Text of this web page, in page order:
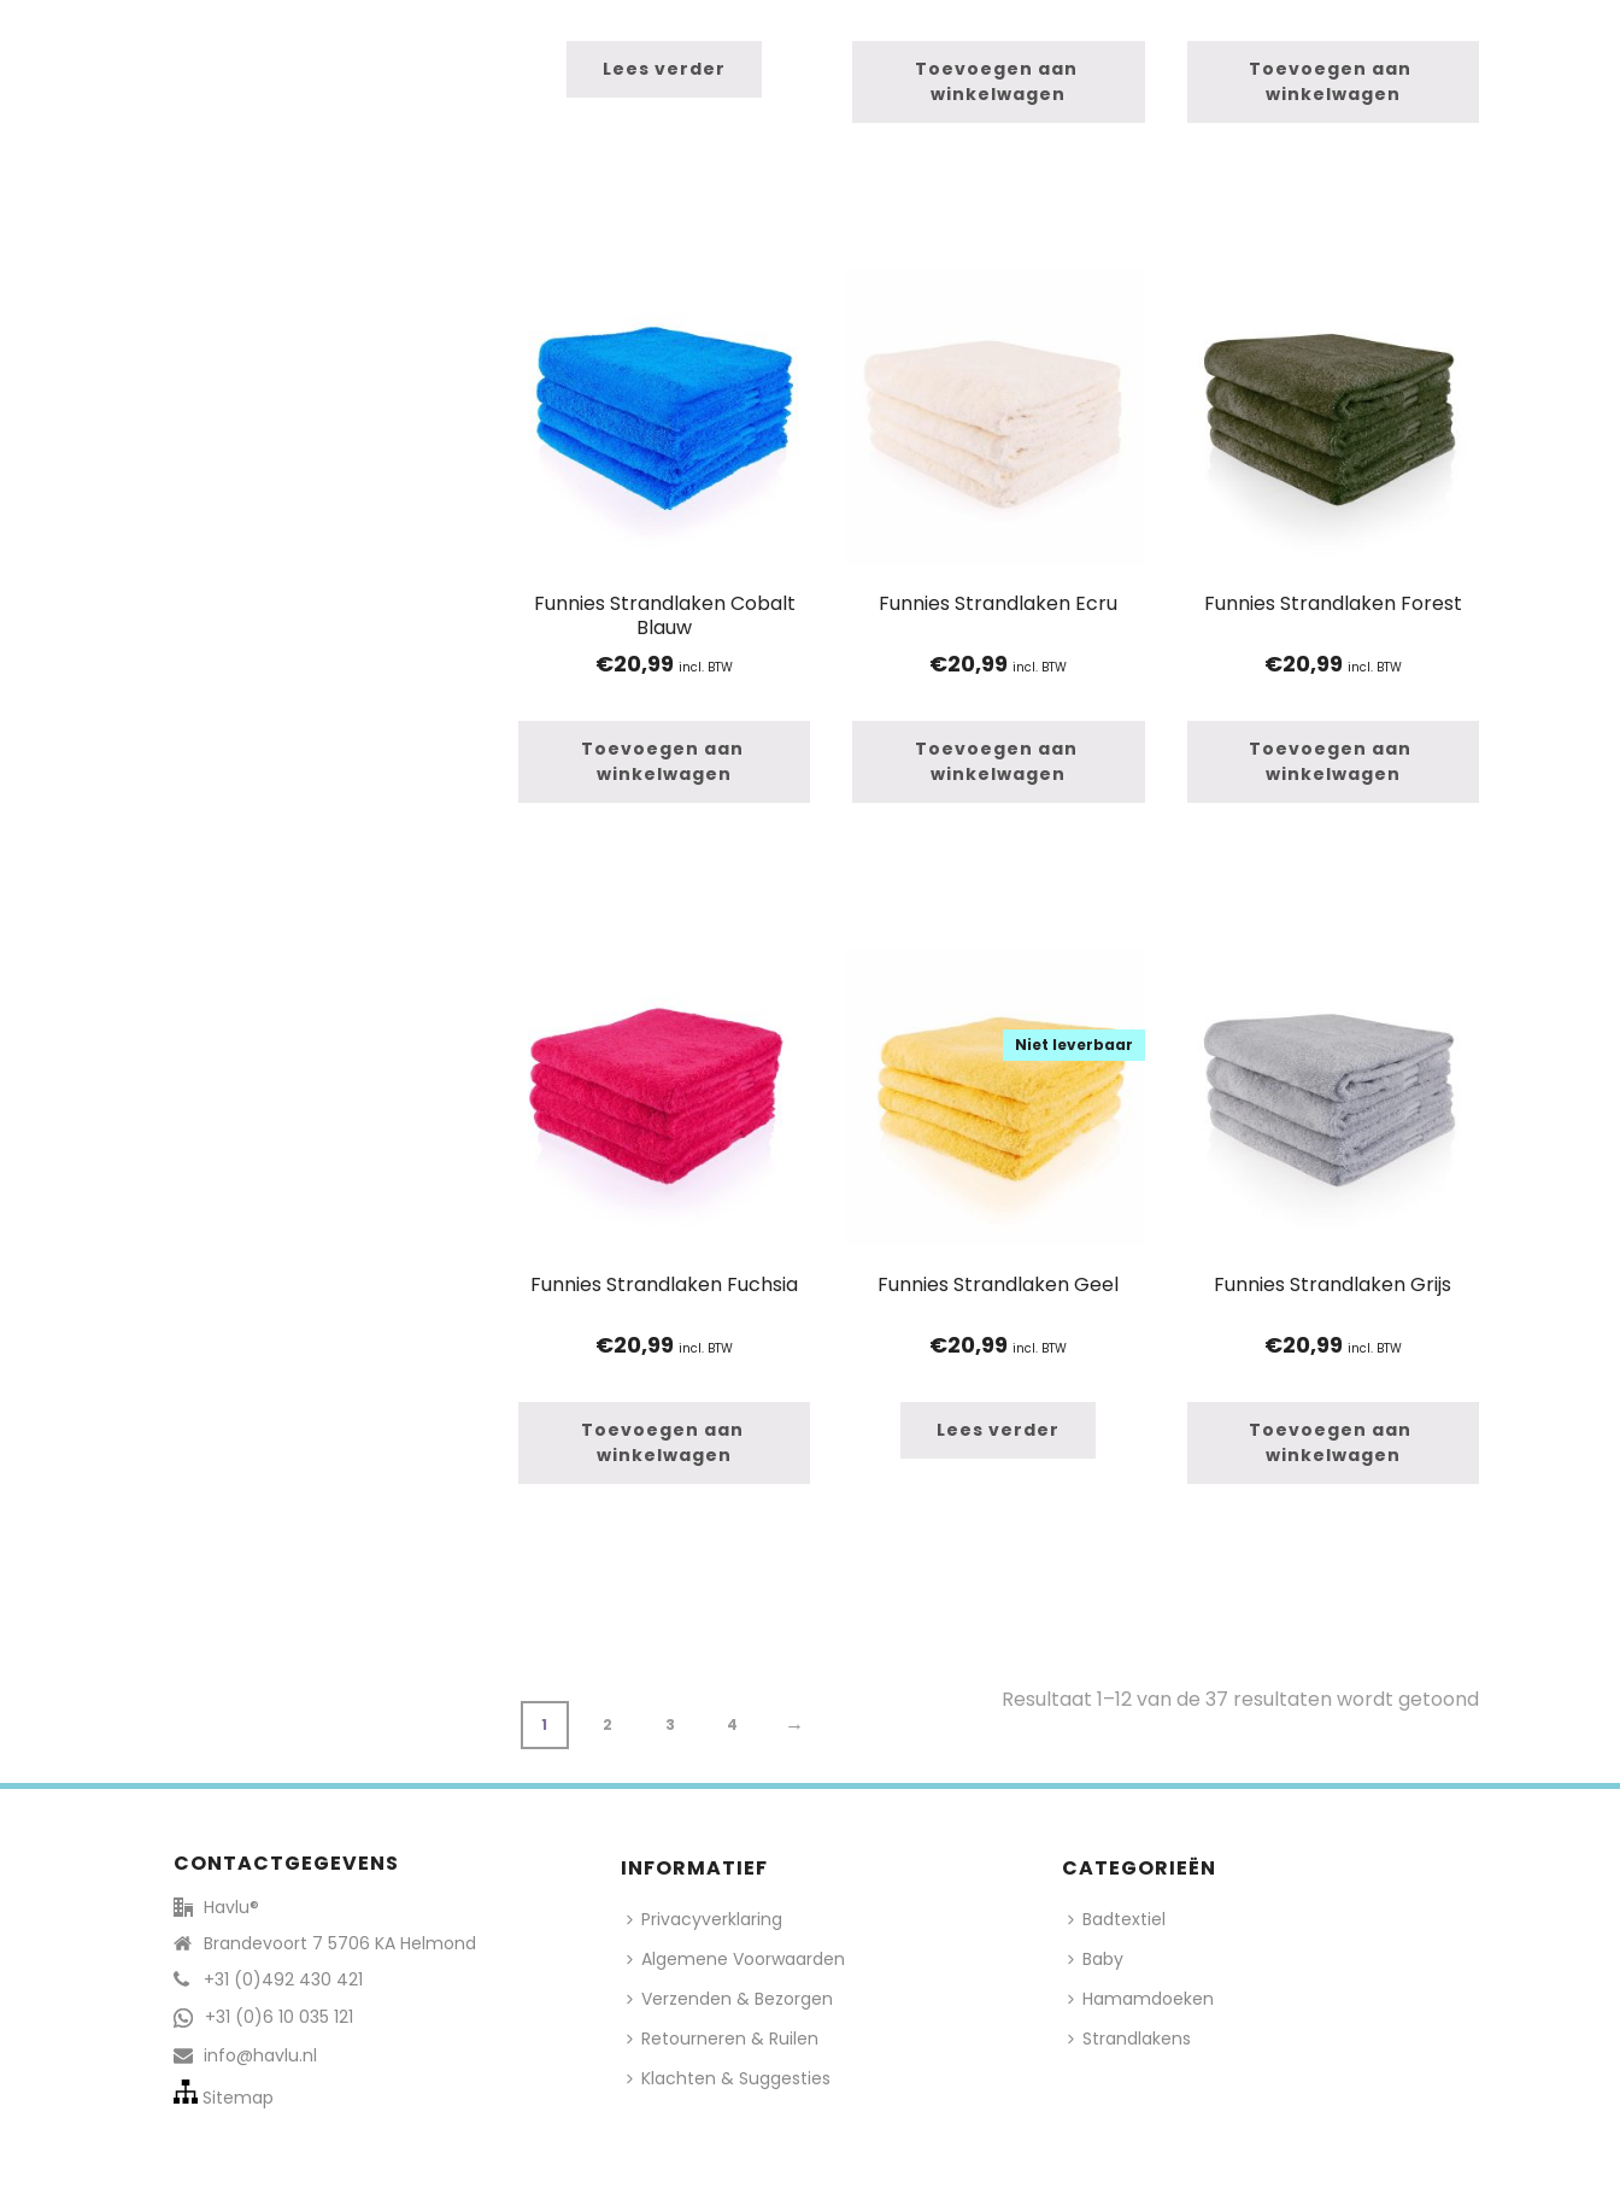
Lees verder
Toevoegen aan
winkelwagen
Toevoegen aan
winkelwagen
Funnies Strandlaken Cobalt
Blauw
€20,99 incl. BTW
Toevoegen aan
winkelwagen
Funnies Strandlaken Ecru
€20,99 incl. BTW
Toevoegen aan
winkelwagen
Funnies Strandlaken Forest
€20,99 incl. BTW
Toevoegen aan
winkelwagen
Funnies Strandlaken Fuchsia
€20,99 incl. BTW
Toevoegen aan
winkelwagen
Funnies Strandlaken Geel
Niet leverbaar
€20,99 incl. BTW
Lees verder
Funnies Strandlaken Grijs
€20,99 incl. BTW
Toevoegen aan
winkelwagen
1 2 3 4 →
Resultaat 1–12 van de 37 resultaten wordt getoond
CONTACTGEGEVENS
Havlu®
Brandevoort 7 5706 KA Helmond
+31 (0)492 430 421
+31 (0)6 10 035 121
info@havlu.nl
Sitemap
INFORMATIEF
Privacyverklaring
Algemene Voorwaarden
Verzenden & Bezorgen
Retourneren & Ruilen
Klachten & Suggesties
CATEGORIEËN
Badtextiel
Baby
Hamamdoeken
Strandlakens